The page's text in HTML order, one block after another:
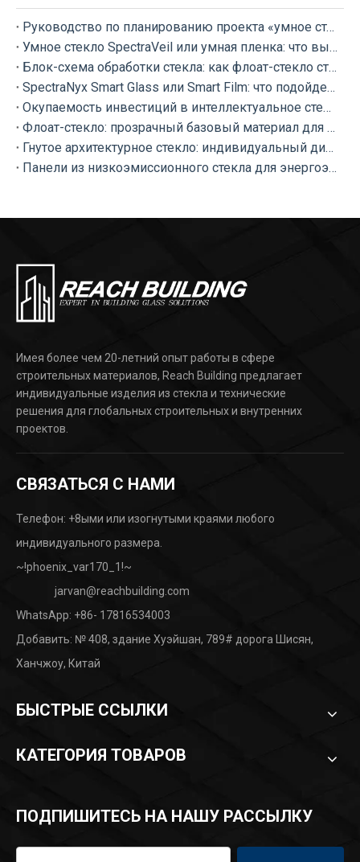
Руководство по планированию проекта «умное стекло» от REACH BUILDING
Умное стекло SpectraVeil или умная пленка: что выбрать для вашего проекта?
Блок-схема обработки стекла: как флоат-стекло становится разными типами обработанного стекла
SpectraNyx Smart Glass или Smart Film: что подойдет для вашего проекта?
Окупаемость инвестиций в интеллектуальное стекло: как SpectraNyx и SpectraVeil меняют представление о современных зданиях
Флоат-стекло: прозрачный базовый материал для обработки.
Гнутое архитектурное стекло: индивидуальный дизайн фасада
Панели из низкоэмиссионного стекла для энергоэффективных зданий
Имея более чем 20-летний опыт работы в сфере
строительных материалов, Reach Building предлагает
индивидуальные изделия из стекла и технические
решения для глобальных строительных и внутренних
проектов.
СВЯЗАТЬСЯ С НАМИ
Телефон: +8ыми или изогнутыми краями любого
индивидуального размера.
~!phoenix_var170_1!~
jarvan@reachbuilding.com
WhatsApp: +86- 17816534003
Добавить: № 408, здание Хуэйшан, 789# дорога Шисян,
Ханчжоу, Китай
БЫСТРЫЕ ССЫЛКИ
КАТЕГОРИЯ ТОВАРОВ
ПОДПИШИТЕСЬ НА НАШУ РАССЫЛКУ